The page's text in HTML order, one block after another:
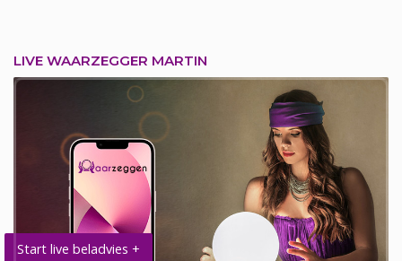
LIVE WAARZEGGER MARTIN
Start live beladvies +